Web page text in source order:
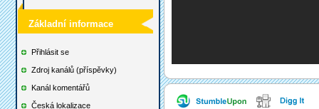
Základní informace
Přihlásit se
Zdroj kanálů (příspěvky)
Kanál komentářů
Česká lokalizace